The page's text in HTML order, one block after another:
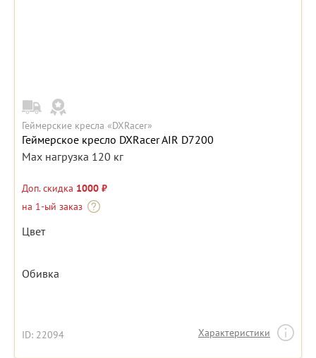
Геймерские кресла «DXRacer»
Геймерское кресло DXRacer AIR D7200
Max нагрузка 120 кг
Доп. скидка 1000 ₽
на 1-ый заказ
Цвет
Обивка
ID: 22094 Характеристики